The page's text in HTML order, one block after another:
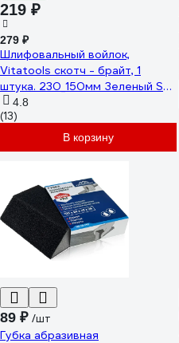
219 ₽
279 ₽
Шлифовальный войлок,
Vitatools скотч - брайт, 1
штука. 230_150мм Зеленый SB-
230*150-green
4.8
(13)
В корзину
89 ₽ /шт
Губка абразивная